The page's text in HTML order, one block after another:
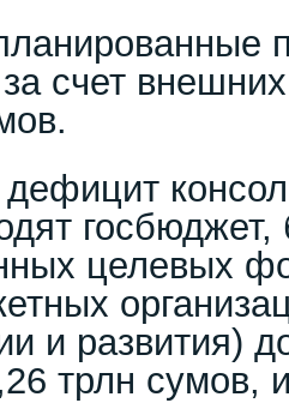
счет
целевых
и развития)
трлн сумов,